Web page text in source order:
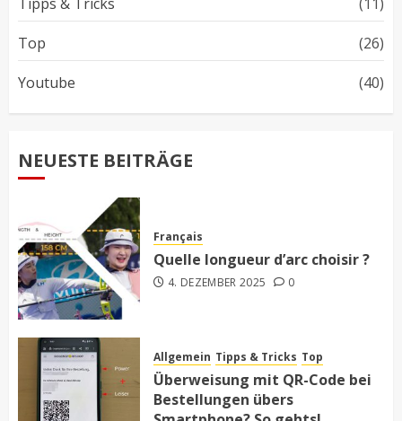
Top
(26)
Youtube
(40)
NEUESTE BEITRÄGE
Français
Quelle longueur d’arc choisir ?
4. DEZEMBER 2025 0
Allgemein Tipps & Tricks Top
Überweisung mit QR-Code bei
Bestellungen übers